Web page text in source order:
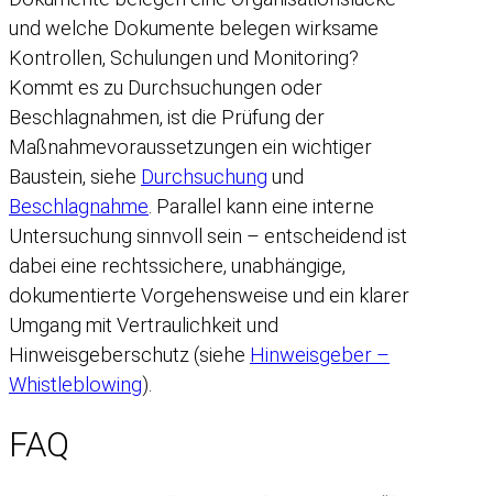
und welche Dokumente belegen wirksame
Kontrollen, Schulungen und Monitoring?
Kommt es zu Durchsuchungen oder
Beschlagnahmen, ist die Prüfung der
Maßnahmevoraussetzungen ein wichtiger
Baustein, siehe Durchsuchung und
Beschlagnahme . Parallel kann eine interne
Untersuchung sinnvoll sein – entscheidend ist
dabei eine rechtssichere, unabhängige,
dokumentierte Vorgehensweise und ein klarer
Umgang mit Vertraulichkeit und
Hinweisgeberschutz (siehe Hinweisgeber –
Whistleblowing).
FAQ